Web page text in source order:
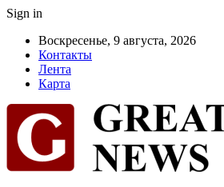
Sign in
Воскресенье, 9 августа, 2026
Контакты
Лента
Карта